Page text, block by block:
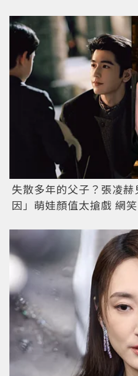
失散多年的父子？張凌
因」萌娃顏值太搶戲 網